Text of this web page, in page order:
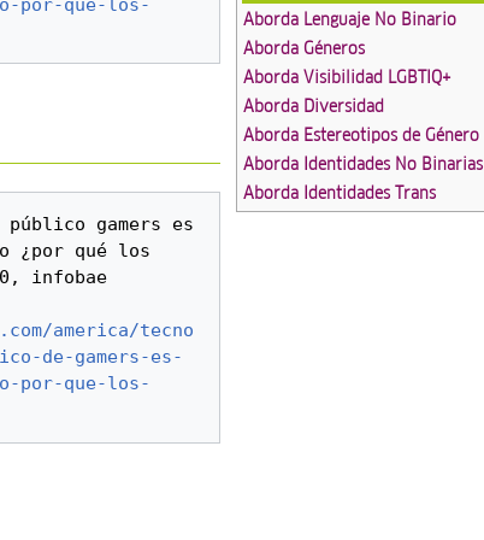
Aborda Lenguaje No Binario
Aborda Géneros
Aborda Visibilidad LGBTIQ+
Aborda Diversidad
Aborda Estereotipos de Género
Aborda Identidades No Binarias
Aborda Identidades Trans
por-que-los-
gamers es
¿por qué los
infobae
america/tecno
de-gamers-es-
por-que-los-